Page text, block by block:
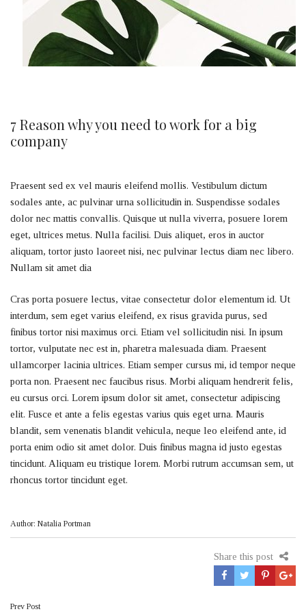
7 Reason why you need to work for a big
company
Praesent sed ex vel mauris eleifend mollis. Vestibulum dictum
sodales ante, ac pulvinar urna sollicitudin in. Suspendisse sodales
dolor nec mattis convallis. Quisque ut nulla viverra, posuere lorem
eget, ultrices metus. Nulla facilisi. Duis aliquet, eros in auctor
aliquam, tortor justo laoreet nisi, nec pulvinar lectus diam nec libero.
Nullam sit amet dia
Cras porta posuere lectus, vitae consectetur dolor elementum id. Ut
interdum, sem eget varius eleifend, ex risus gravida purus, sed
finibus tortor nisi maximus orci. Etiam vel sollicitudin nisi. In ipsum
tortor, vulputate nec est in, pharetra malesuada diam. Praesent
ullamcorper lacinia ultrices. Etiam semper cursus mi, id tempor neque
porta non. Praesent nec faucibus risus. Morbi aliquam hendrerit felis,
eu cursus orci. Lorem ipsum dolor sit amet, consectetur adipiscing
elit. Fusce et ante a felis egestas varius quis eget urna. Mauris
blandit, sem venenatis blandit vehicula, neque leo eleifend ante, id
porta enim odio sit amet dolor. Duis finibus magna id justo egestas
tincidunt. Aliquam eu tristique lorem. Morbi rutrum accumsan sem, ut
rhoncus tortor tincidunt eget.
Author: Natalia Portman
Share this post
Πλοήγηση
Prev Post